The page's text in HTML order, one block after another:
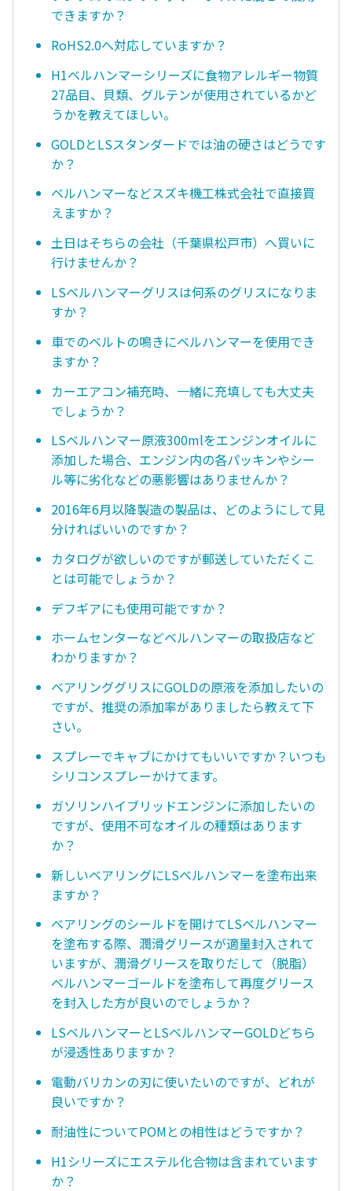
できますか？
RoHS2.0へ対応していますか？
H1ベルハンマーシリーズに食物アレルギー物質
27品目、貝類、グルテンが使用されているかど
うかを教えてほしい。
GOLDとLSスタンダードでは油の硬さはどうです
か？
ベルハンマーなどスズキ機工株式会社で直接買
えますか？
土日はそちらの会社（千葉県松戸市）へ買いに
行けませんか？
LSベルハンマーグリスは何系のグリスになりま
すか？
車でのベルトの鳴きにベルハンマーを使用でき
ますか？
カーエアコン補充時、一緒に充填しても大丈夫
でしょうか？
LSベルハンマー原液300mlをエンジンオイルに
添加した場合、エンジン内の各パッキンやシー
ル等に劣化などの悪影響はありませんか？
2016年6月以降製造の製品は、どのようにして見
分ければいいのですか？
カタログが欲しいのですが郵送していただくこ
とは可能でしょうか？
デフギアにも使用可能ですか？
ホームセンターなどベルハンマーの取扱店など
わかりますか？
ベアリンググリスにGOLDの原液を添加したいの
ですが、推奨の添加率がありましたら教えて下
さい。
スプレーでキャブにかけてもいいですか？いつも
シリコンスプレーかけてます。
ガソリンハイブリッドエンジンに添加したいの
ですが、使用不可なオイルの種類はあります
か？
新しいベアリングにLSベルハンマーを塗布出来
ますか？
ベアリングのシールドを開けてLSベルハンマー
を塗布する際、潤滑グリースが適量封入されて
いますが、潤滑グリースを取りだして（脱脂）
ベルハンマーゴールドを塗布して再度グリース
を封入した方が良いのでしょうか？
LSベルハンマーとLSベルハンマーGOLDどちら
が浸透性ありますか？
電動バリカンの刃に使いたいのですが、どれが
良いですか？
耐油性についてPOMとの相性はどうですか？
H1シリーズにエステル化合物は含まれています
か？